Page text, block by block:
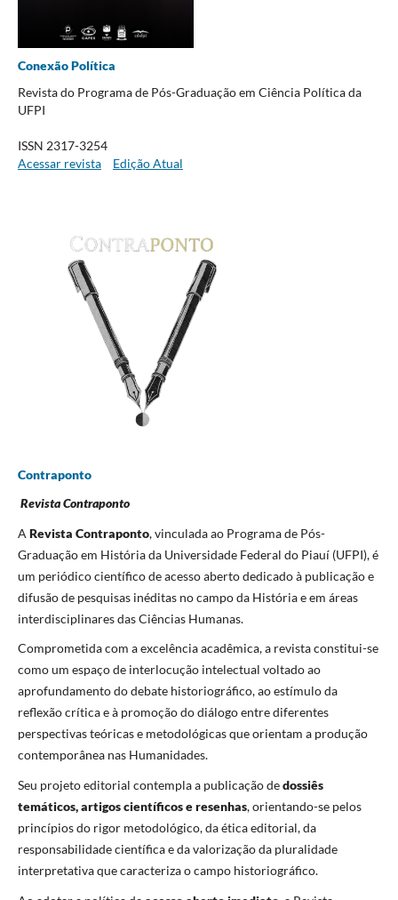
Conexão Política
Revista do Programa de Pós-Graduação em Ciência Política da
UFPI
ISSN 2317-3254
Acessar revista
Edição Atual
Contraponto
Revista Contraponto
A Revista Contraponto, vinculada ao Programa de Pós-
Graduação em História da Universidade Federal do Piauí (UFPI), é
um periódico científico de acesso aberto dedicado à publicação e
difusão de pesquisas inéditas no campo da História e em áreas
interdisciplinares das Ciências Humanas.
Comprometida com a excelência acadêmica, a revista constitui-se
como um espaço de interlocução intelectual voltado ao
aprofundamento do debate historiográfico, ao estímulo da
reflexão crítica e à promoção do diálogo entre diferentes
perspectivas teóricas e metodológicas que orientam a produção
contemporânea nas Humanidades.
Seu projeto editorial contempla a publicação dedossiês
temáticos, artigos científicos e resenhas, orientando-se pelos
princípios do rigor metodológico, da ética editorial, da
responsabilidade científica e da valorização da pluralidade
interpretativa que caracteriza o campo historiográfico.